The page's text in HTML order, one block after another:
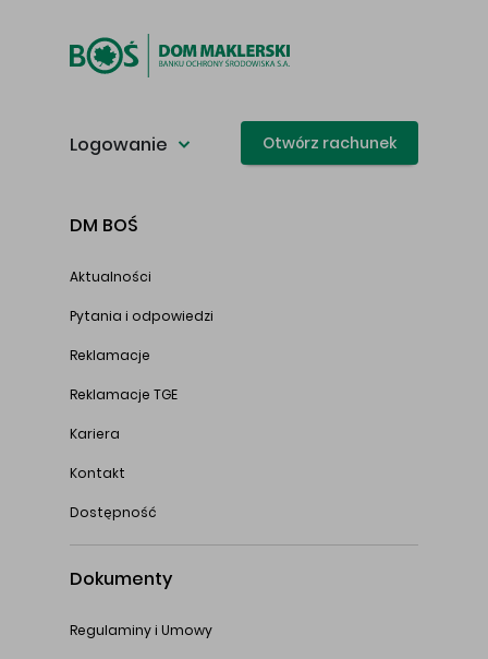
Logowanie Otwórz rachunek
DM BOŚ
Aktualności
Pytania i odpowiedzi
Reklamacje
Reklamacje TGE
Kariera
Kontakt
Dostępność
Dokumenty
Regulaminy i Umowy